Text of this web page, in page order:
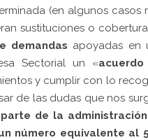
(en algunos casos
sustituciones o
demandas apoyadas en
Sectorial un «
y cumplir con lo
de las dudas que nos
de la administración
número equivalente al